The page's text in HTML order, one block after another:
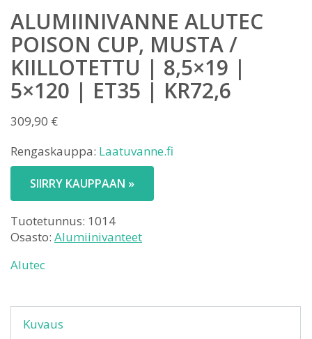
ALUMIINIVANNE ALUTEC
POISON CUP, MUSTA /
KIILLOTETTU | 8,5×19 |
5×120 | ET35 | KR72,6
309,90 €
Rengaskauppa: Laatuvanne.fi
SIIRRY KAUPPAAN »
Tuotetunnus: 1014
Osasto: Alumiinivanteet
Alutec
Kuvaus